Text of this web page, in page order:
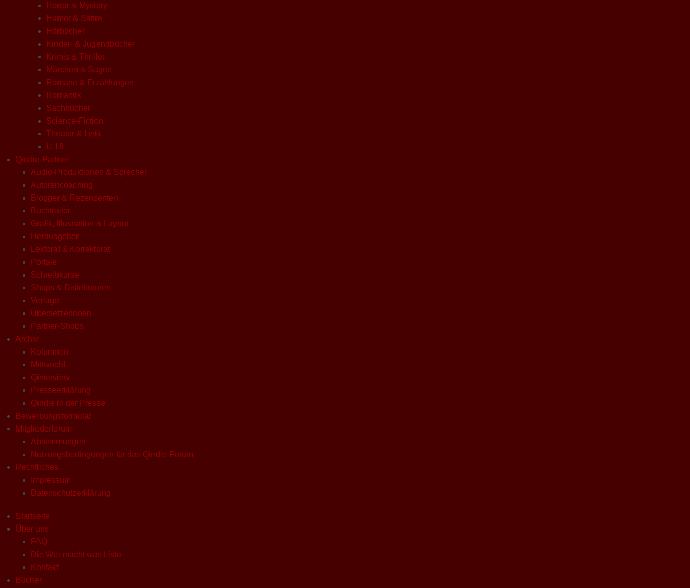
Horror & Mystery
Humor & Satire
Hörbücher
Kinder- & Jugendbücher
Krimis & Thriller
Märchen & Sagen
Romane & Erzählungen
Romantik
Sachbücher
Science-Fiction
Theater & Lyrik
U 18
Qindie-Partner
Audio-Produktionen & Sprecher
Autorencoaching
Blogger & Rezensenten
Buchtrailer
Grafik, Illustration & Layout
Herausgeber
Lektorat & Korrektorat
Portale
Schreibkurse
Shops & Distributoren
Verlage
ÜbersetzerInnen
Partner-Shops
Archiv
Kolumnen
Mittwoch!
Qinterview
Presseerklärung
Qindie in der Presse
Bewerbungsformular
Mitgliederforum
Abstimmungen
Nutzungsbedingungen für das Qindie-Forum
Rechtliches
Impressum
Datenschutzerklärung
Startseite
Über uns
FAQ
Die Wer macht was Liste
Kontakt
Bücher